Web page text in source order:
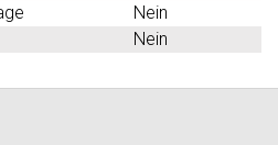
Nein
Nein